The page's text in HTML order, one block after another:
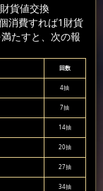
貨値交換
消費すれば1財貨
たすと、次の報
回数
4抽
7抽
14抽
20抽
27抽
34抽